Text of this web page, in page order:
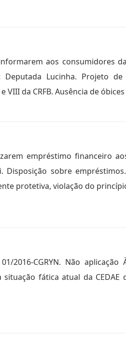
aos consumidores
Lucinha. Projeto de
da CRFB. Ausência de óbices
empréstimo financeiro
sobre
protetiva, violação do
2016-CGRYN. Não aplicação
fática atual da